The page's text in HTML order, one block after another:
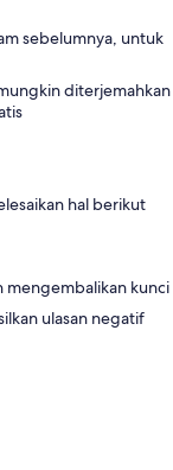
sebelumnya, untuk
diterjemahkan
hal berikut
mengembalikan kunci
ulasan negatif